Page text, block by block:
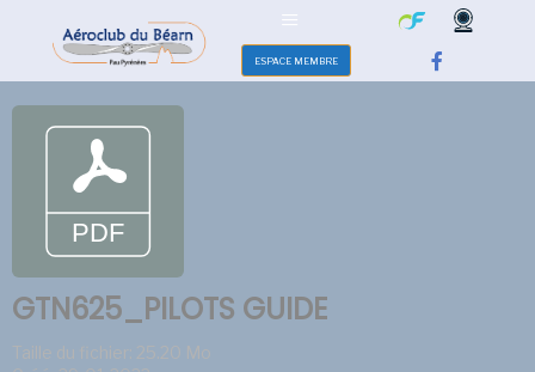
ESPACE MEMBRE
GTN625_PILOTS GUIDE
Taille du fichier: 25.20 Mo